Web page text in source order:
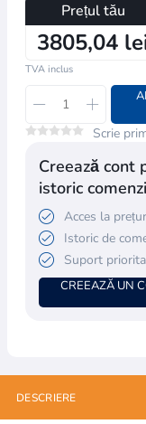
Prețul tău
3805,04
TVA inclus
Scrie
Creează cont
istoric comenzi
Acces la
Istoric de
Suport
CREEAZĂ UN
DESCRIERE